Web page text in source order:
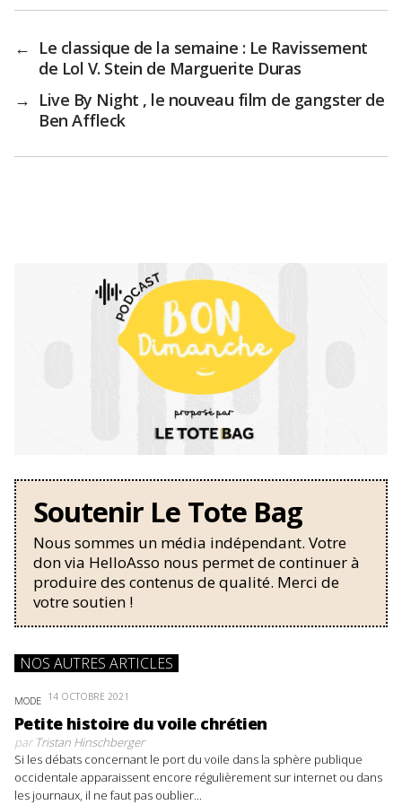
← Le classique de la semaine : Le Ravissement
de Lol V. Stein de Marguerite Duras
→ Live By Night , le nouveau film de gangster de
Ben Affleck
Soutenir Le Tote Bag
Nous sommes un média indépendant. Votre
don via HelloAsso nous permet de continuer à
produire des contenus de qualité. Merci de
votre soutien !
NOS AUTRES ARTICLES
MODE 14 OCTOBRE 2021
Petite histoire du voile chrétien
parTristan Hinschberger
Si les débats concernant le port du voile dans la sphère publique
occidentale apparaissent encore régulièrement sur internet ou dans
les journaux, il ne faut pas oublier...